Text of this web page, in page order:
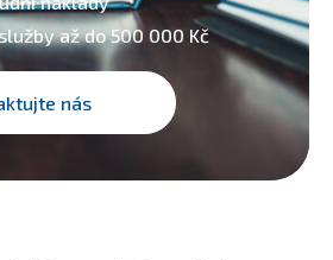
až do 500 000 Kč
nás